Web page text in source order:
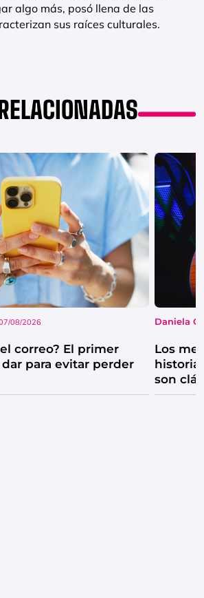
algo más, posó llena de las
sus raíces culturales.
08/2026
correo? El primer
para evitar perder
Daniela
Los
historia
son